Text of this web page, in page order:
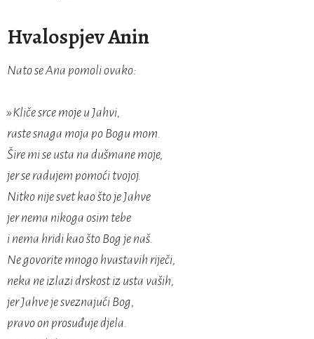
Hvalospjev Anin
Nato se Ana pomoli ovako:
»Kliče srce moje u Jahvi,
raste snaga moja po Bogu mom.
Šire mi se usta na dušmane moje,
jer se radujem pomoći tvojoj.
Nitko nije svet kao što je Jahve
jer nema nikoga osim tebe
i nema hridi kao što Bog je naš.
Ne govorite mnogo hvastavih riječi,
neka ne izlazi drskost iz usta vaših,
jer Jahve je sveznajući Bog,
pravo on prosuđuje djela.